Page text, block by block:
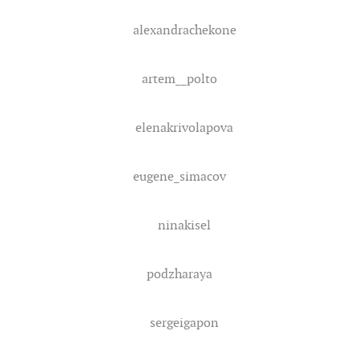
alexandrachekone
artem__polto
elenakrivolapova
eugene_simacov
ninakisel
podzharaya
sergeigapon